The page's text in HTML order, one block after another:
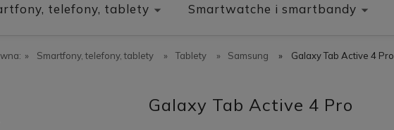
telefony, tablety Smartwatche i smartbandy
» Smartfony, telefony, tablety » Tablety » Samsung » Galaxy Tab Active 4 Pro
Galaxy Tab Active 4 Pro